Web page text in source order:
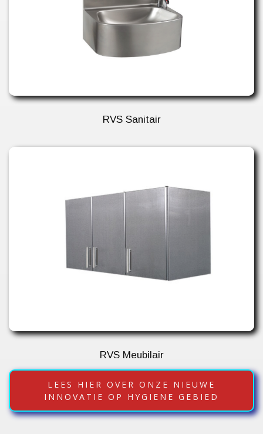
RVS Sanitair
RVS Meubilair
LEES HIER OVER ONZE NIEUWE
INNOVATIE OP HYGIENE GEBIED